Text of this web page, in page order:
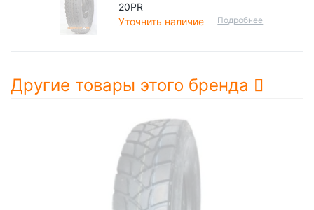
20PR
Уточнить наличие
Подробнее
Другие товары этого бренда